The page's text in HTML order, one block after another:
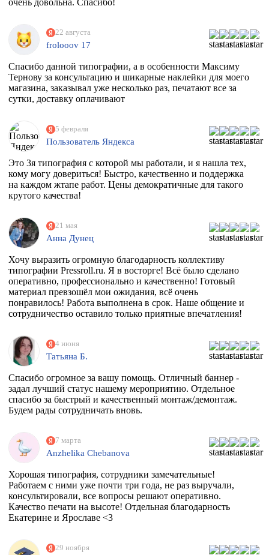
22 августа
frolooov 17
Спасибо данной типографии, а в особенности Максиму
Тернову за консультацию и шикарные наклейки для моего
магазина, заказывал уже несколько раз, печатают все за
сутки, доставку оплачивают
5 февраля
Пользователь Яндекса
Это 3я типография с которой мы работали, и я нашла тех,
кому могу довериться! Быстро, качественно и поддержка
на каждом жтапе работ. Цены демократичные для такого
крутого качества!
21 мая
Анна Дунец
Хочу выразить огромную благодарность коллективу
типографии Pressroll.ru. Я в восторге! Всё было сделано
оперативно, профессионально и качественно! Готовый
материал превзошёл мои ожидания, всё очень
понравилось! Работа выполнена в срок. Наше общение и
сотрудничество оставило только приятные впечатления!
4 июня
Татьяна Б.
Спасибо огромное за вашу помощь. Отличный баннер -
задал лучший статус нашему мероприятию. Отдельное
спасибо за быстрый и качественный монтаж/демонтаж.
Будем рады сотрудничать вновь.
7 марта
Anzhelika Chebanova
Хорошая типография, сотрудники замечательные!
Работаем с ними уже почти три года, не раз выручали,
консультировали, все вопросы решают оперативно.
Качество печати на высоте! Отдельная благодарность
Екатерине и Ярославе <3
29 ноября